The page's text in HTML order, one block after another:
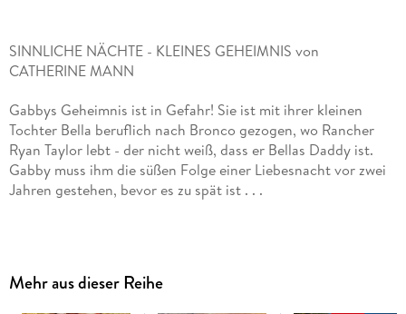
SINNLICHE NÄCHTE - KLEINES GEHEIMNIS von
CATHERINE MANN
Gabbys Geheimnis ist in Gefahr! Sie ist mit ihrer kleinen
Tochter Bella beruflich nach Bronco gezogen, wo Rancher
Ryan Taylor lebt - der nicht weiß, dass er Bellas Daddy ist.
Gabby muss ihm die süßen Folge einer Liebesnacht vor zwei
Jahren gestehen, bevor es zu spät ist . . .
Besitzerin für die Labrador-Hündin Sierra aus seinem
Mehr aus dieser Reihe